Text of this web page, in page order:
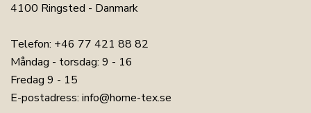
4100 Ringsted - Danmark
Telefon: +46 77 421 88 82
Måndag - torsdag: 9 - 16
Fredag 9 - 15
E-postadress: info@home-tex.se